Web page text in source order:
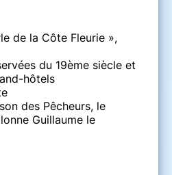
de la Côte Fleurie »,
du 19ème siècle et
hôtels
des Pêcheurs, le
Guillaume le